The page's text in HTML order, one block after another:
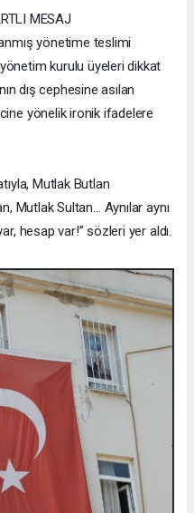
MESAJ
yönetime teslimi
kurulu üyeleri dikkat
dış cephesine asılan
yönelik ironik ifadelere
Mutlak Butlan
Mutlak Sultan… Aynılar aynı
hesap var!” sözleri yer aldı.